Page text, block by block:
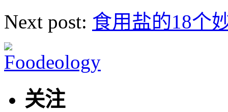
Next post: 食用盐的18个
关注